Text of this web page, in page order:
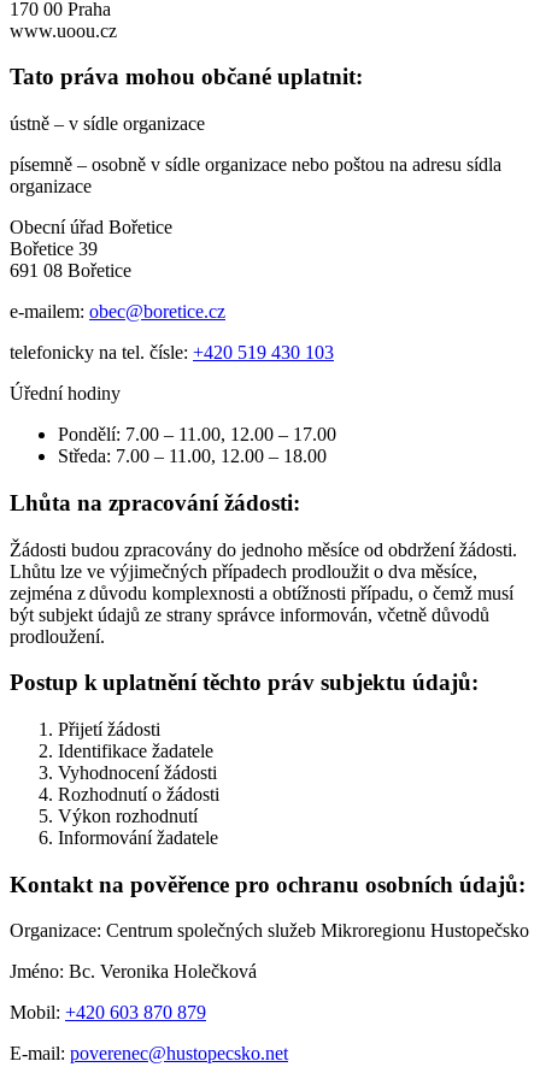
170 00 Praha
www.uoou.cz
Tato práva mohou občané uplatnit:
ústně – v sídle organizace
písemně – osobně v sídle organizace nebo poštou na adresu sídla
organizace
Obecní úřad Bořetice
Bořetice 39
691 08 Bořetice
e-mailem: obec@boretice.cz
telefonicky na tel. čísle: +420 519 430 103
Úřední hodiny
Pondělí: 7.00 – 11.00, 12.00 – 17.00
Středa: 7.00 – 11.00, 12.00 – 18.00
Lhůta na zpracování žádosti:
Žádosti budou zpracovány do jednoho měsíce od obdržení žádosti.
Lhůtu lze ve výjimečných případech prodloužit o dva měsíce,
zejména z důvodu komplexnosti a obtížnosti případu, o čemž musí
být subjekt údajů ze strany správce informován, včetně důvodů
prodloužení.
Postup k uplatnění těchto práv subjektu údajů:
Přijetí žádosti
Identifikace žadatele
Vyhodnocení žádosti
Rozhodnutí o žádosti
Výkon rozhodnutí
Informování žadatele
Kontakt na pověřence pro ochranu osobních údajů:
Organizace: Centrum společných služeb Mikroregionu Hustopečsko
Jméno: Bc. Veronika Holečková
Mobil: +420 603 870 879
E-mail: poverenec@hustopecsko.net